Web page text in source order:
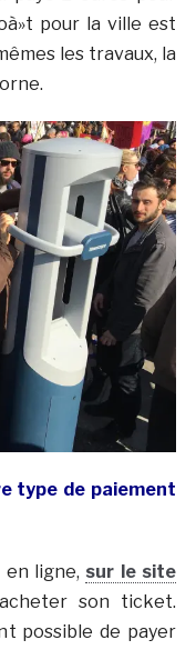
pour la ville est
les travaux, la
type de paiement
ligne, sur le site
son ticket.
possible de payer